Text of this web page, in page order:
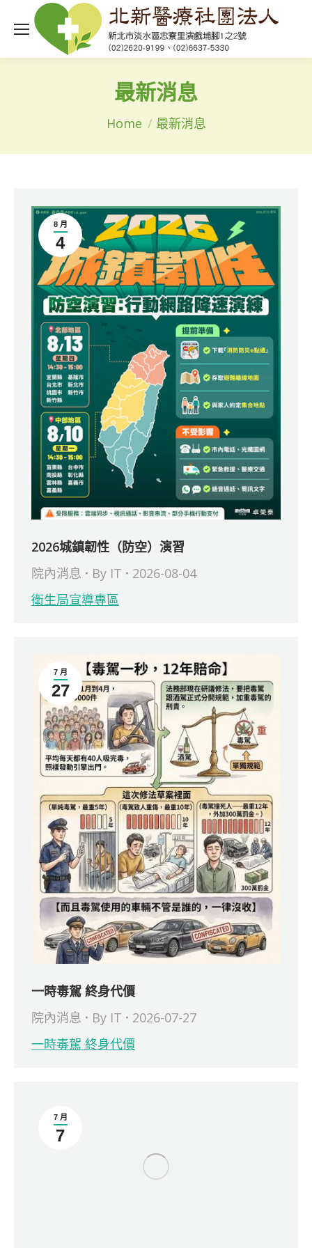
最新消息
You are here:Home 最新消息
8 月
4
2026城鎮韌性（防空）演習
院內消息
By IT
2026-08-04
衛生局宣導專區
7 月
27
一時毒駕 終身代價
院內消息
By IT
2026-07-27
一時毒駕 終身代價
7 月
7